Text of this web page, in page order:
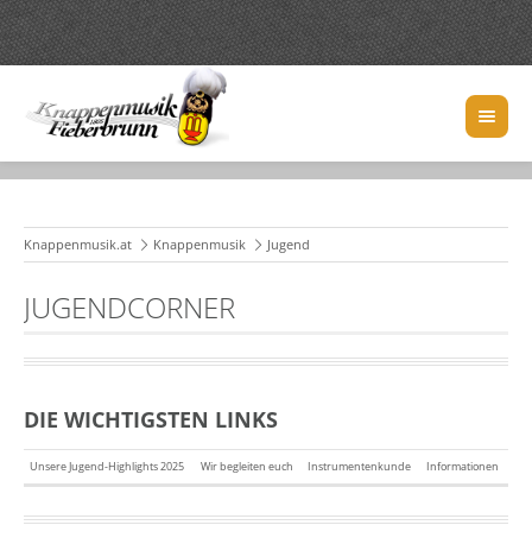
Knappenmusik.at Knappenmusik Jugend
JUGENDCORNER
DIE WICHTIGSTEN LINKS
Unsere Jugend-Highlights 2025 Wir begleiten euch Instrumentenkunde Informationen